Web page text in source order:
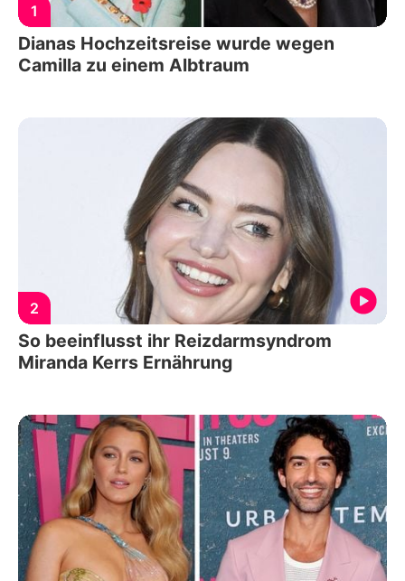
1
Dianas Hochzeitsreise wurde wegen
Camilla zu einem Albtraum
2
So beeinflusst ihr Reizdarmsyndrom
Miranda Kerrs Ernährung